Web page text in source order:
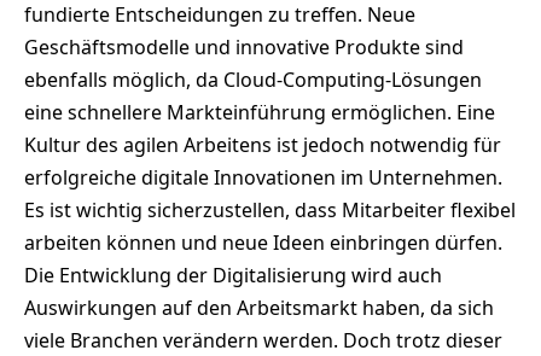
fundierte Entscheidungen zu treffen. Neue
Geschäftsmodelle und innovative Produkte sind
ebenfalls möglich, da Cloud-Computing-Lösungen
eine schnellere Markteinführung ermöglichen. Eine
Kultur des agilen Arbeitens ist jedoch notwendig für
erfolgreiche digitale Innovationen im Unternehmen.
Es ist wichtig sicherzustellen, dass Mitarbeiter flexibel
arbeiten können und neue Ideen einbringen dürfen.
Die Entwicklung der Digitalisierung wird auch
Auswirkungen auf den Arbeitsmarkt haben, da sich
viele Branchen verändern werden. Doch trotz dieser